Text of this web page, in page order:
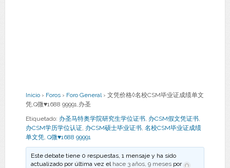
Inicio › Foros › Foro General › 文凭价格◊名校CSM毕业证成绩单文
凭,Q微♥1688 99991,办圣
Etiquetado: 办圣马特奥学院研究生学位证书, 办CSM假文凭证书,
办CSM学历学位认证, 办CSM硕士毕业证书, 名校CSM毕业证成绩
单文凭, Q微♥1688 99991
Este debate tiene 0 respuestas, 1 mensaje y ha sido
actualizado por última vez el hace 3 años, 9 meses por